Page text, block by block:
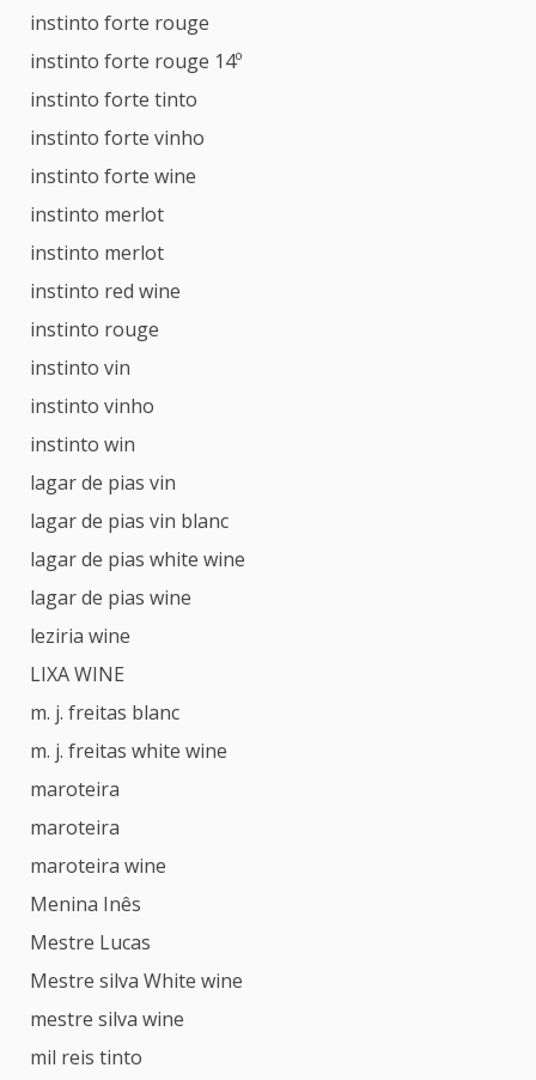
instinto forte rouge
instinto forte rouge 14º
instinto forte tinto
instinto forte vinho
instinto forte wine
instinto merlot
instinto merlot
instinto red wine
instinto rouge
instinto vin
instinto vinho
instinto win
lagar de pias vin
lagar de pias vin blanc
lagar de pias white wine
lagar de pias wine
leziria wine
LIXA WINE
m. j. freitas blanc
m. j. freitas white wine
maroteira
maroteira
maroteira wine
Menina Inês
Mestre Lucas
Mestre silva White wine
mestre silva wine
mil reis tinto